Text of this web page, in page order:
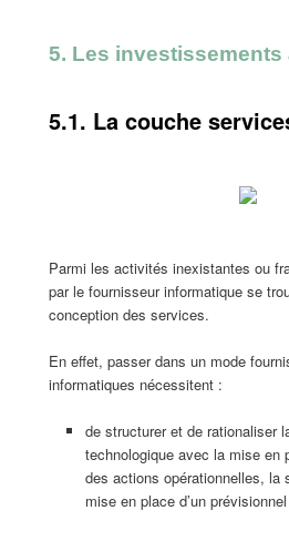
5. Les investissements
5.1. La couche
Parmi les activités inexistantes ou
par le fournisseur informatique se
conception des services.
En effet, passer dans un mode
informatiques nécessitent :
de structurer et de rationaliser
technologique avec la mise en
des actions opérationnelles, la
mise en place d’un